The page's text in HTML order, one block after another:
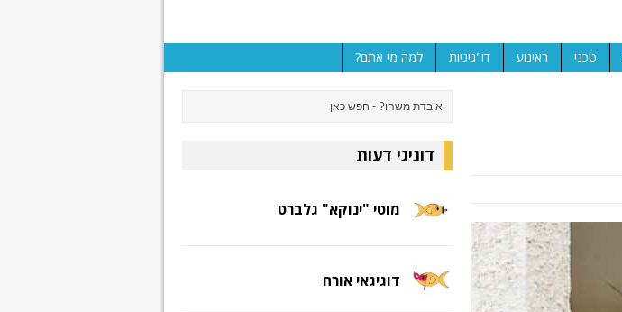
טכני ראינוע דו"גיגיות למה מי אתם?
דוגיגי דעות
מוטי "ינוקא" גלברט
דוגיגאי אורח